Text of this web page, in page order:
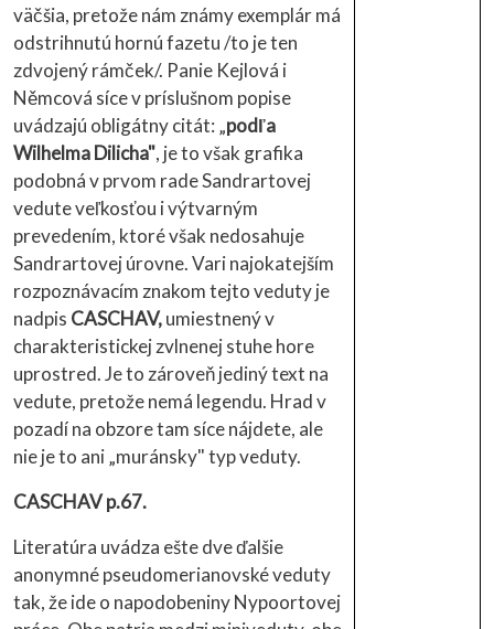
väčšia, pretože nám známy exemplár má
odstrihnutú hornú fazetu /to je ten
zdvojený rámček/. Panie Kejlová i
Němcová síce v príslušnom popise
uvádzajú obligátny citát: „podľa
Wilhelma Dilicha", je to však grafika
podobná v prvom rade Sandrartovej
vedute veľkosťou i výtvarným
prevedením, ktoré však nedosahuje
Sandrartovej úrovne. Vari najokatejším
rozpoznávacím znakom tejto veduty je
nadpis CASCHAV,umiestnený v
charakteristickej zvlnenej stuhe hore
uprostred. Je to zároveň jediný text na
vedute, pretože nemá legendu. Hrad v
pozadí na obzore tam síce nájdete, ale
nie je to ani „muránsky" typ veduty.
CASCHAV p.67.
Literatúra uvádza ešte dve ďalšie
anonymné pseudomerianovské veduty
tak, že ide o napodobeniny Nypoortovej